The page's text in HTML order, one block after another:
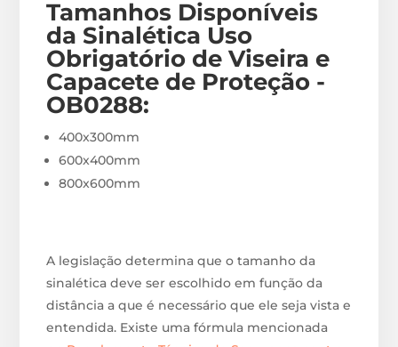
Tamanhos Disponíveis
da Sinalética Uso
Obrigatório de Viseira e
Capacete de Proteção -
OB0288:
400x300mm
600x400mm
800x600mm
A legislação determina que o tamanho da
sinalética deve ser escolhido em função da
distância a que é necessário que ele seja vista e
entendida. Existe uma fórmula mencionada